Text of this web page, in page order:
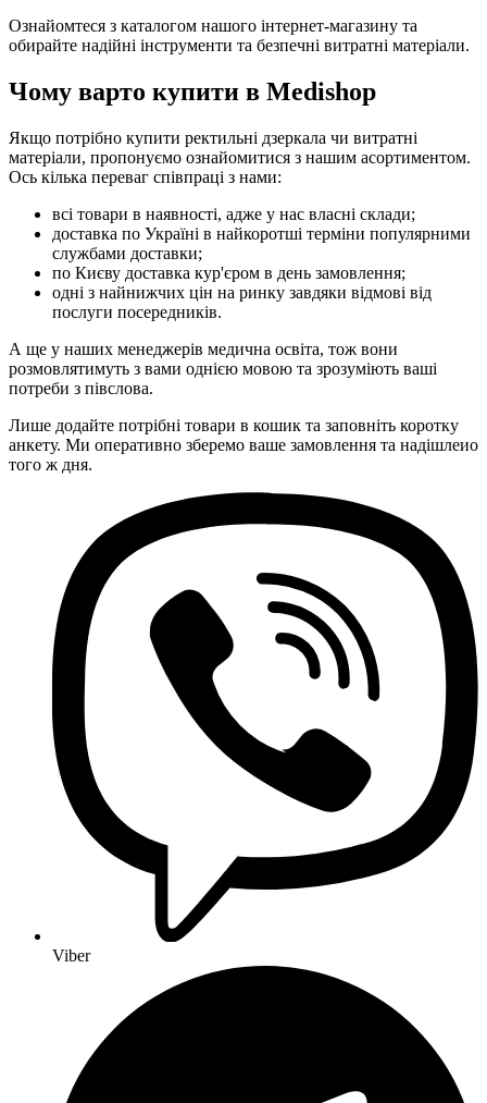
Ознайомтеся з каталогом нашого інтернет-магазину та
обирайте надійні інструменти та безпечні витратні матеріали.
Чому варто купити в Medishop
Якщо потрібно купити ректильні дзеркала чи витратні
матеріали, пропонуємо ознайомитися з нашим асортиментом.
Ось кілька переваг співпраці з нами:
всі товари в наявності, адже у нас власні склади;
доставка по Україні в найкоротші терміни популярними
службами доставки;
по Києву доставка кур'єром в день замовлення;
одні з найнижчих цін на ринку завдяки відмові від
послуги посередників.
А ще у наших менеджерів медична освіта, тож вони
розмовлятимуть з вами однією мовою та зрозуміють ваші
потреби з півслова.
Лише додайте потрібні товари в кошик та заповніть коротку
анкету. Ми оперативно зберемо ваше замовлення та надішлеио
того ж дня.
Viber